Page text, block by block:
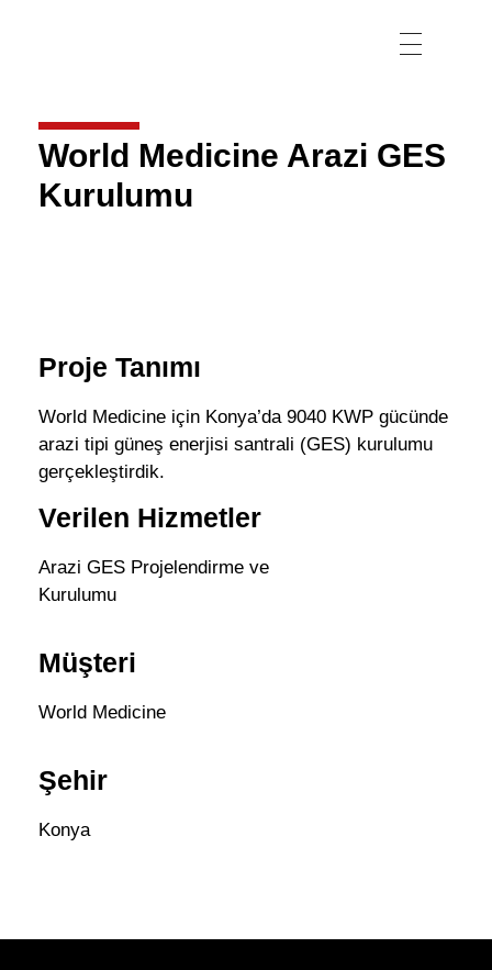
World Medicine Arazi GES
Kurulumu
Proje Tanımı
World Medicine için Konya’da 9040 KWP gücünde
arazi tipi güneş enerjisi santrali (GES) kurulumu
gerçekleştirdik.
Verilen Hizmetler
Arazi GES Projelendirme ve
Kurulumu
Müşteri
World Medicine
Şehir
Konya